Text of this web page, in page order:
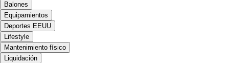
Balones
Equipamientos
Deportes EEUU
Lifestyle
Mantenimiento físico
Liquidación